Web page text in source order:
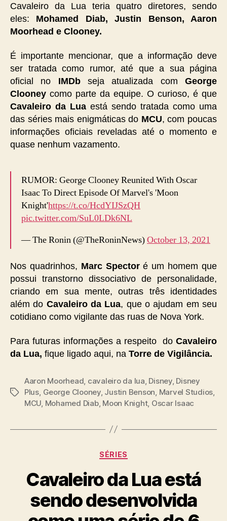
Cavaleiro da Lua teria quatro diretores, sendo
eles: Mohamed Diab, Justin Benson, Aaron
Moorhead e Clooney.
É importante mencionar, que a informação deve
ser tratada como rumor, até que a sua página
oficial no IMDbseja atualizada comGeorge
Clooney como parte da equipe. O curioso, é que
Cavaleiro da Lua está sendo tratada como uma
das séries mais enigmáticas do MCU, com poucas
informações oficiais reveladas até o momento e
quase nenhum vazamento.
RUMOR: George Clooney Reunited With Oscar
Isaac To Direct Episode Of Marvel's 'Moon
Knight'https://t.co/HcdYIJSzQH
pic.twitter.com/SuL0LDk6NL
— The Ronin (@TheRoninNews)October 13, 2021
Nos quadrinhos, Marc Spectoré um homem que
possui transtorno dissociativo de personalidade,
criando em sua mente, outras três identidades
além do Cavaleiro da Lua, que o ajudam em seu
cotidiano como vigilante das ruas de Nova York.
Para futuras informações a respeito do Cavaleiro
da Lua, fique ligado aqui, na Torre de Vigilância.
Tags
Aaron Moorhead cavaleiro da lua Disney, Disney
Plus George Clooney, Justin Benson Marvel Studios
MCU Mohamed Diab, Moon Knight, Oscar Isaac
Categorias
SÉRIES
Cavaleiro da Lua está
sendo desenvolvida